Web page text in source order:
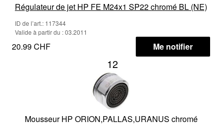
Régulateur de jet HP FE M24x1 SP22 chromé BL (NE)
ID de l’art.: 117344
Valide à partir du : 03.2011
20.99 CHF Me notifier
12
Mousseur HP ORION,PALLAS,URANUS chromé